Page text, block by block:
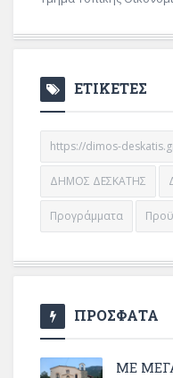
ΕΤΙΚΕΤΕΣ
https://dimos-
ΔΗΜΟΣ ΔΕΣΚΑΤΗΣ
Προγράμματα
ΠΡΟΣΦΑΤΑ
ΜΕ